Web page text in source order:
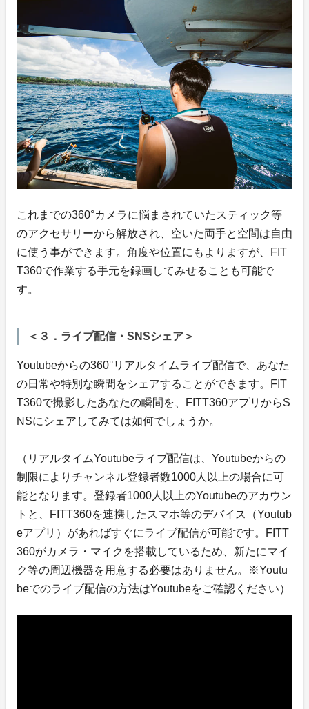
これまでの360°カメラに悩まされていたスティック等
のアクセサリーから解放され、空いた両手と空間は自由
に使う事ができます。角度や位置にもよりますが、FIT
T360で作業する手元を録画してみせることも可能で
す。
＜３．ライブ配信・SNSシェア＞
Youtubeからの360°リアルタイムライブ配信で、あなた
の日常や特別な瞬間をシェアすることができます。FIT
T360で撮影したあなたの瞬間を、FITT360アプリからS
NSにシェアしてみては如何でしょうか。
（リアルタイムYoutubeライブ配信は、Youtubeからの
制限によりチャンネル登録者数1000人以上の場合に可
能となります。登録者1000人以上のYoutubeのアカウン
トと、FITT360を連携したスマホ等のデバイス（Youtub
eアプリ）があればすぐにライブ配信が可能です。FITT
360がカメラ・マイクを搭載しているため、新たにマイ
ク等の周辺機器を用意する必要はありません。※Youtu
beでのライブ配信の方法はYoutubeをご確認ください）